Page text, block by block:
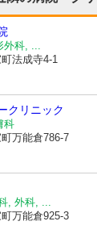
外科, ...
法成寺4-1
クリニック
科
万能倉786-7
, 外科, ...
万能倉925-3